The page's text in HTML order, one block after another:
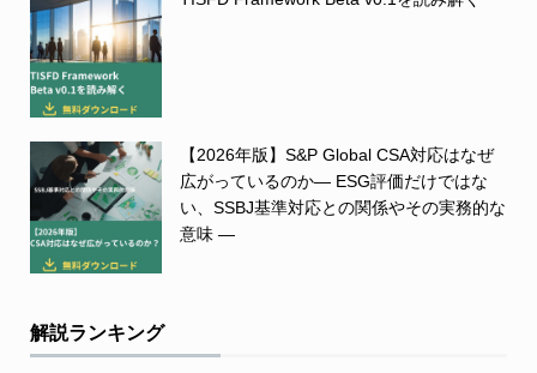
【2026年版】S&P Global CSA対応はなぜ
広がっているのか― ESG評価だけではな
い、SSBJ基準対応との関係やその実務的な
意味 ―
解説ランキング